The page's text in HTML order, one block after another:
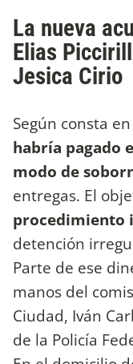
La nueva
Elias
Jesica Cirio
Según consta
habría pagado
modo de
entregas. El
procedimiento
detención
Parte de ese
manos del
Ciudad, Iván
de la Policía